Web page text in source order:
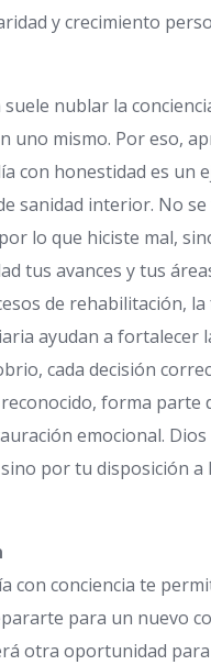
y crecimiento
suele nublar la
uno mismo. Por eso,
con honestidad es un
sanidad interior. No
lo que hiciste mal,
tus avances y tus
de rehabilitación, la
ayudan a fortalecer
cada decisión
forma parte
emocional.
por tu disposición a
con conciencia te
para un nuevo
otra oportunidad